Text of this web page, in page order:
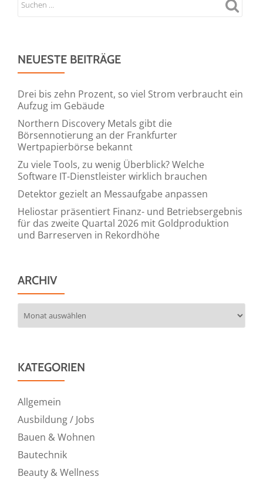
NEUESTE BEITRÄGE
Drei bis zehn Prozent, so viel Strom verbraucht ein
Aufzug im Gebäude
Northern Discovery Metals gibt die
Börsennotierung an der Frankfurter
Wertpapierbörse bekannt
Zu viele Tools, zu wenig Überblick? Welche
Software IT-Dienstleister wirklich brauchen
Detektor gezielt an Messaufgabe anpassen
Heliostar präsentiert Finanz- und Betriebsergebnis
für das zweite Quartal 2026 mit Goldproduktion
und Barreserven in Rekordhöhe
ARCHIV
KATEGORIEN
Allgemein
Ausbildung / Jobs
Bauen & Wohnen
Bautechnik
Beauty & Wellness